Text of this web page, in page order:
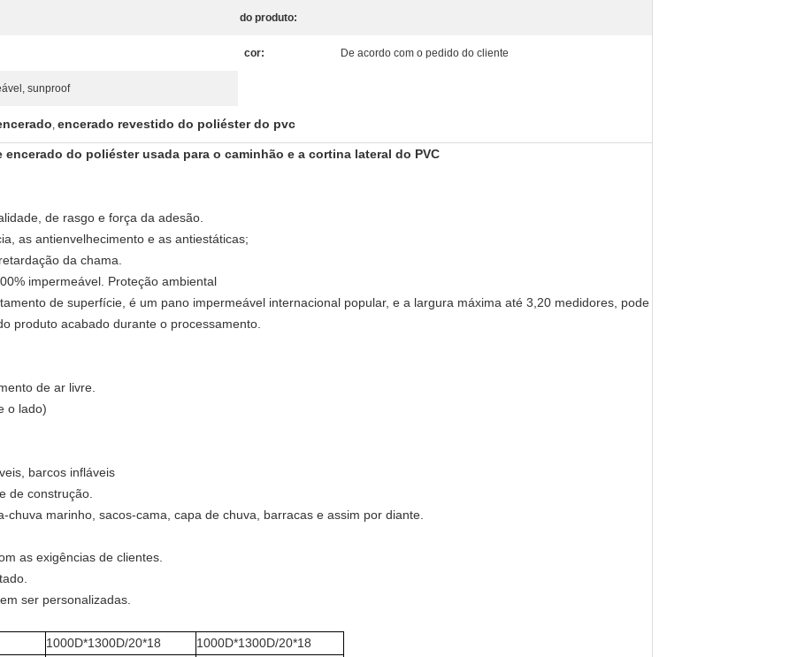
do produto:
cor: De acordo com o pedido do cliente
sunproof
, encerado revestido do poliéster do pvc
encerado do poliéster usada para o caminhão e a cortina lateral do PVC
de rasgo e força da adesão.
as antienvelhecimento e as antiestáticas;
da chama.
impermeável. Proteção ambiental
de superfície, é um pano impermeável internacional popular, e a largura máxima até 3,20 medidores, pode
produto acabado durante o processamento.
de ar livre.
o lado)
barcos infláveis
de construção.
marinho, sacos-cama, capa de chuva, barracas e assim por diante.
as exigências de clientes.
ser personalizadas.
1000D*1300D/20*18
1000D*1300D/20*18